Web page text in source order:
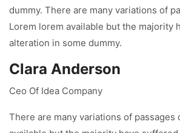
dummy. There are many variations of
Lorem lorem available but the majority
alteration in some dummy.
Clara Anderson
Ceo Of Idea Company
There are many variations of passages